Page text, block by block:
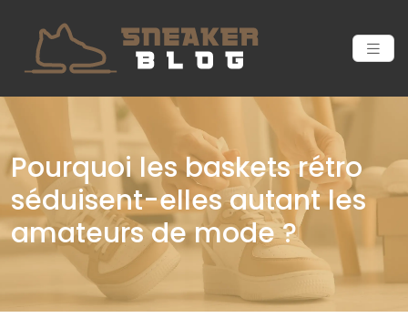
Pourquoi les baskets rétro
séduisent-elles autant les
amateurs de mode ?